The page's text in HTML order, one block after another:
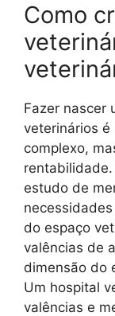
Como
Fazer nascer
veterinários é
complexo,
estudo de
do espaço
valências de
dimensão do
Um hospital
valências e